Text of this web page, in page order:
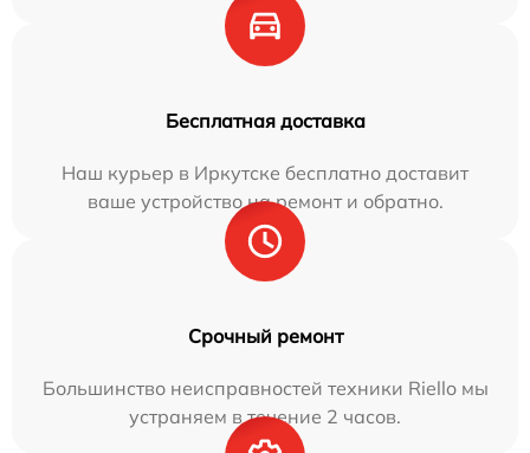
Бесплатная доставка
Наш курьер в Иркутске бесплатно доставит
ваше устройство на ремонт и обратно.
Срочный ремонт
Большинство неисправностей техники Riello мы
устраняем в течение 2 часов.